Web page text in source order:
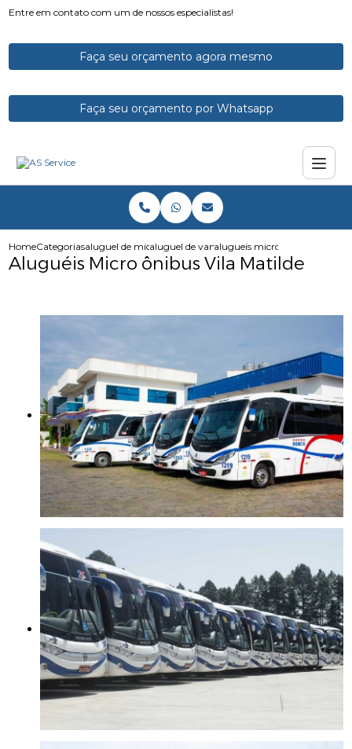
Entre em contato com um de nossos especialistas!
Faça seu orçamento agora mesmo
Faça seu orçamento por Whatsapp
HomeCategoriasaluguel de micro onibusaluguel de vans e microonibus
alugueis micro onibus vila
Aluguéis Micro ônibus Vila Matilde